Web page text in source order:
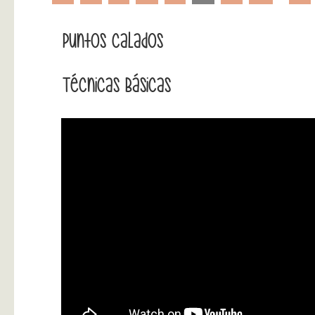
Puntos Calados
Técnicas Básicas